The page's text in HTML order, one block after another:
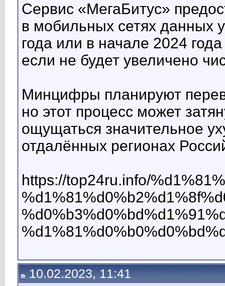
Сервис «МегаБитус»
в мобильных сетях данных
года или в начале 2024
если не будет увеличено
Минцифры планируют
но этот процесс может
ощущаться значительное
отдалённых регионах
https://top24ru.info/
10.02.2023, 11:41